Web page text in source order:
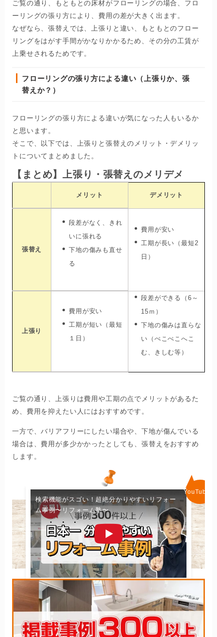
ご覧の通り、もともとの床材がフローリングの場合、フロ
ーリングの張り方により、費用の差が大きく出ます。
なぜなら、張替えでは、上張りと違い、もともとのフロー
リングをはがす手間がかなりかかるため、その分の工賃が
上乗せされるためです。
フローリングの張り方による違い（上張りか、張
替えか？）
フローリングの張り方による違いが気になった人もいるか
と思います。
そこで、以下では、上張りと張替えのメリット・デメリッ
トについてまとめました。
【まとめ】上張り・張替えのメリデメ
メリット デメリット
張替え
段差がなく、きれ
いに張れる
下地の傷みも直せ
る
費用が安い
工期が長い（最短2
日）
上張り
費用が安い
工期が短い（最短
１日）
段差ができる（6～
15ｍ）
下地の傷みは直らな
い（ぺこぺこへこ
む、きしむ等）
ご覧の通り、上張りは費用や工期の点でメリットがあるた
め、費用を抑えたい人にはおすすめです。
一方で、バリアフリーにしたい場合や、下地が傷んでいる
場合は、費用が多少かかったとしても、張替えをおすすめ
します。
検索機能がスゴい！超絶分かりやすいリフォー
ム事例〜リフォーム塾〜